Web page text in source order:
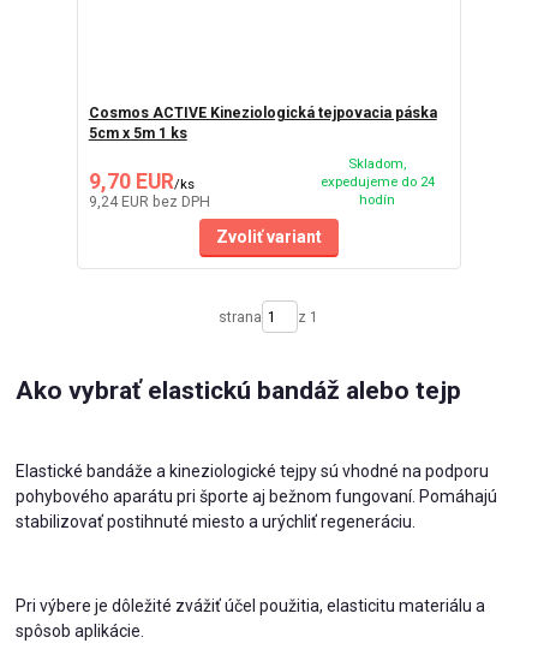
Cosmos ACTIVE Kineziologická tejpovacia páska
5cm x 5m 1 ks
9,70 EUR/ks
9,24 EUR bez DPH
Skladom,
expedujeme do 24
hodín
Zvoliť variant
strana z 1
Ako vybrať elastickú bandáž alebo tejp
Elastické bandáže a kineziologické tejpy sú vhodné na podporu
pohybového aparátu pri športe aj bežnom fungovaní. Pomáhajú
stabilizovať postihnuté miesto a urýchliť regeneráciu.
Pri výbere je dôležité zvážiť účel použitia, elasticitu materiálu a
spôsob aplikácie.